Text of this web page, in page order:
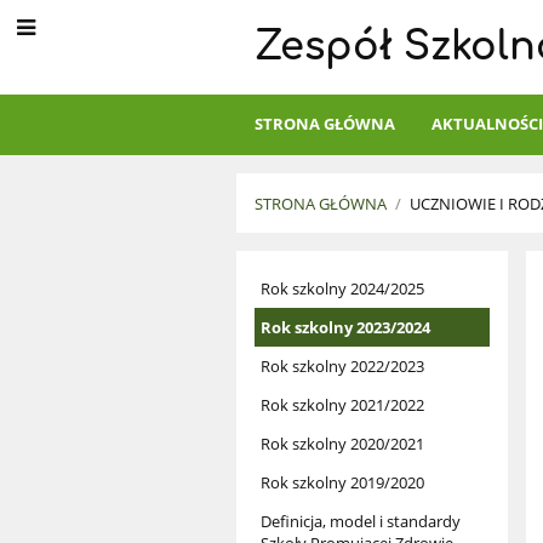
Zespół
STRONA GŁÓWNA
AKTUALNOŚCI
STRONA GŁÓWNA / UCZNIOWIE I
Szkoła
Promująca
Zdrowie
Rok szkolny 2024/2025
Rok szkolny 2023/2024
Rok szkolny 2022/2023
Rok szkolny 2021/2022
Rok szkolny 2020/2021
Rok szkolny 2019/2020
Definicja, model i standardy